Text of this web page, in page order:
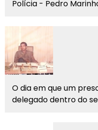
Polícia - Pedro
O dia em que um
delegado dentro do